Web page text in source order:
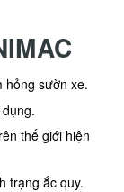
hỏng sườn xe.
thế giới hiện
trạng ắc quy.